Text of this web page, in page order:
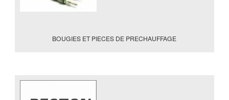
BOUGIES ET PIECES DE PRECHAUFFAGE